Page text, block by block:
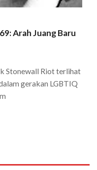
Arah Juang Baru
Stonewall Riot terlihat
gerakan LGBTIQ